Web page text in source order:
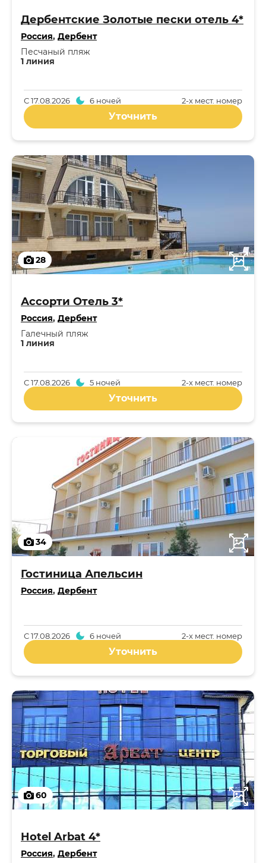
Дербентские Золотые пески отель 4*
Россия, Дербент
1 линия
Песчаный пляж
2-x мест. номер
С17.08.2026 6 ночей
Уточнить
28
Ассорти Отель 3*
Россия, Дербент
1 линия
Галечный пляж
2-x мест. номер
С17.08.2026 5 ночей
Уточнить
34
Гостиница Апельсин
Россия, Дербент
2-x мест. номер
С17.08.2026 6 ночей
Уточнить
60
Hotel Arbat 4*
Россия, Дербент